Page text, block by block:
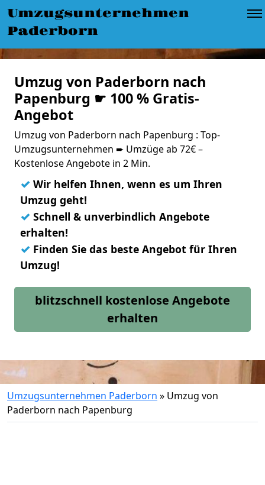
Umzugsunternehmen
Paderborn
Umzug von Paderborn nach
Papenburg ☛ 100 % Gratis-
Angebot
Umzug von Paderborn nach Papenburg : Top-
Umzugsunternehmen ➨ Umzüge ab 72€ –
Kostenlose Angebote in 2 Min.
✓ Wir helfen Ihnen, wenn es um Ihren
Umzug geht!
✓ Schnell & unverbindlich Angebote
erhalten!
✓ Finden Sie das beste Angebot für Ihren
Umzug!
blitzschnell kostenlose Angebote
erhalten
Umzugsunternehmen Paderborn » Umzug von
Paderborn nach Papenburg